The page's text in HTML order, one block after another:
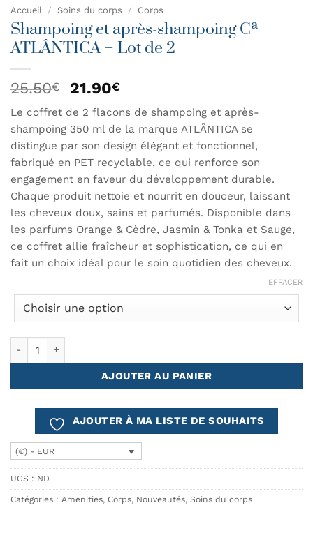
Accueil / Soins du corps / Corps
Shampoing et après-shampoing Cª
ATLÂNTICA – Lot de 2
25.50€
Le
initial
était :
25.50€.
21.90€Le
actuel
est :
21.90€.
Le coffret de 2 flacons de shampoing et après-
shampoing 350 ml de la marque ATLÂNTICA se
distingue par son design élégant et fonctionnel,
fabriqué en PET recyclable, ce qui renforce son
engagement en faveur du développement durable.
Chaque produit nettoie et nourrit en douceur, laissant
les cheveux doux, sains et parfumés. Disponible dans
les parfums Orange & Cèdre, Jasmin & Tonka et Sauge,
ce coffret allie fraîcheur et sophistication, ce qui en
fait un choix idéal pour le soin quotidien des cheveux.
EFFACER
AJOUTER AU PANIER
AJOUTER À MA LISTE DE SOUHAITS
(€) - EUR
UGS : ND
Catégories : Amenities, Corps, Nouveautés, Soins du corps